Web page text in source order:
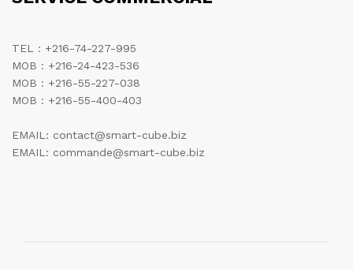
TEL : +216-74-227-995
MOB : +216-24-423-536
MOB : +216-55-227-038
MOB : +216-55-400-403
EMAIL: contact@smart-cube.biz
EMAIL: commande@smart-cube.biz